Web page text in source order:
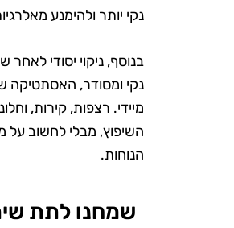
נקי יותר ולהימנע
בנוסף, ניקוי יסודי
נקי ומסודר, האסתטיקה
מיידי. רצפות, קירות,
השיפוץ, מבלי לחשוב על
הנוחות.
שמחנו לתת